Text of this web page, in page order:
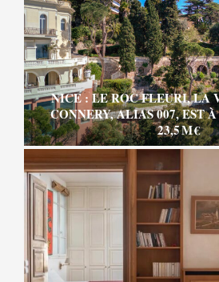
NICE : LE ROC FLEURI, LA
CONNERY, ALIAS 007, EST
23,5 M €